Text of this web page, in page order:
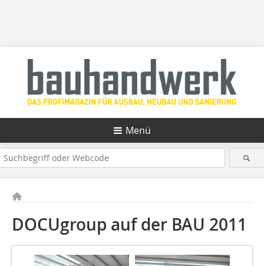
Menü
DOCUgroup auf der BAU 2011